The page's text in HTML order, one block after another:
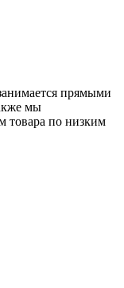
прямыми
мы
товара по низким